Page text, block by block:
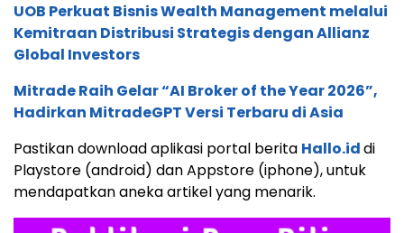
UOB Perkuat Bisnis Wealth Management melalui
Kemitraan Distribusi Strategis dengan Allianz
Global Investors
Mitrade Raih Gelar “AI Broker of the Year 2026”,
Hadirkan MitradeGPT Versi Terbaru di Asia
Pastikan download aplikasi portal berita Hallo.iddi
Playstore (android) dan Appstore (iphone), untuk
mendapatkan aneka artikel yang menarik.